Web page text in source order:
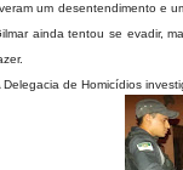
um desentendimento e
ainda tentou se evadir,
Delegacia de Homicídios